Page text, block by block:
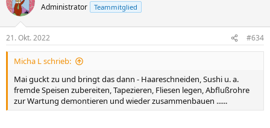
Administrator Teammitglied
21. Okt. 2022 #634
Micha L schrieb:
Mai guckt zu und bringt das dann - Haareschneiden, Sushi u. a.
fremde Speisen zubereiten, Tapezieren, Fliesen legen, Abflußrohre
zur Wartung demontieren und wieder zusammenbauen ......